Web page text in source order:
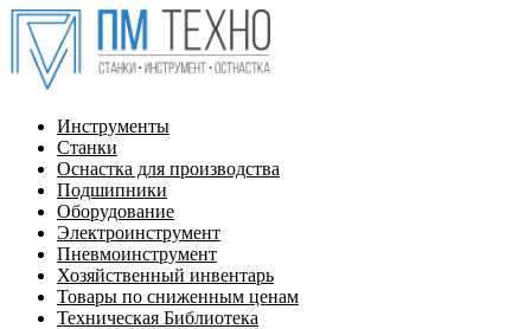
Инструменты
Станки
Оснастка для производства
Подшипники
Оборудование
Электроинструмент
Пневмоинструмент
Хозяйственный инвентарь
Товары по сниженным ценам
Техническая Библиотека